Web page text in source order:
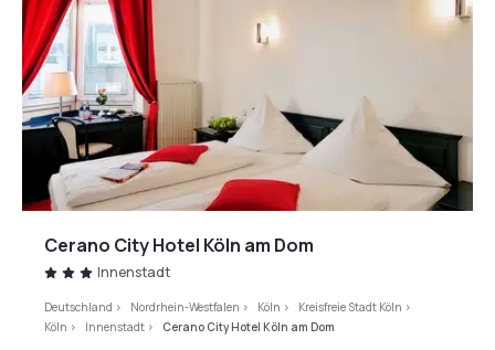
Cerano City Hotel Köln am Dom
Innenstadt
Deutschland > Nordrhein-Westfalen > Köln > Kreisfreie Stadt Köln >
Köln > Innenstadt > Cerano City Hotel Köln am Dom